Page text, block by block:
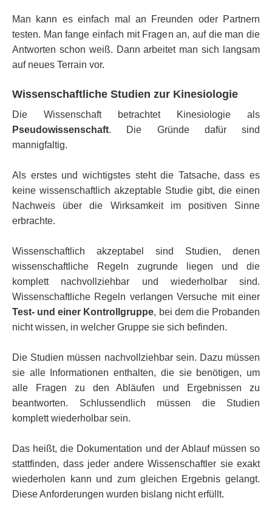
Man kann es einfach mal an Freunden oder Partnern
testen. Man fange einfach mit Fragen an, auf die man die
Antworten schon weiß. Dann arbeitet man sich langsam
auf neues Terrain vor.
Wissenschaftliche Studien zur Kinesiologie
Die Wissenschaft betrachtet Kinesiologie als
Pseudowissenschaft. Die Gründe dafür sind
mannigfaltig.
Als erstes und wichtigstes steht die Tatsache, dass es
keine wissenschaftlich akzeptable Studie gibt, die einen
Nachweis über die Wirksamkeit im positiven Sinne
erbrachte.
Wissenschaftlich akzeptabel sind Studien, denen
wissenschaftliche Regeln zugrunde liegen und die
komplett nachvollziehbar und wiederholbar sind.
Wissenschaftliche Regeln verlangen Versuche mit einer
Test- und einer Kontrollgruppe, bei dem die Probanden
nicht wissen, in welcher Gruppe sie sich befinden.
Die Studien müssen nachvollziehbar sein. Dazu müssen
sie alle Informationen enthalten, die sie benötigen, um
alle Fragen zu den Abläufen und Ergebnissen zu
beantworten. Schlussendlich müssen die Studien
komplett wiederholbar sein.
Das heißt, die Dokumentation und der Ablauf müssen so
stattfinden, dass jeder andere Wissenschaftler sie exakt
wiederholen kann und zum gleichen Ergebnis gelangt.
Diese Anforderungen wurden bislang nicht erfüllt.